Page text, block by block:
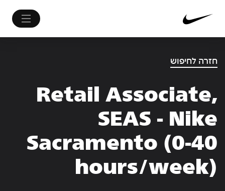
חזרה לחיפוש
Retail Associate,
SEAS - Nike
Sacramento (0-40
hours/week)